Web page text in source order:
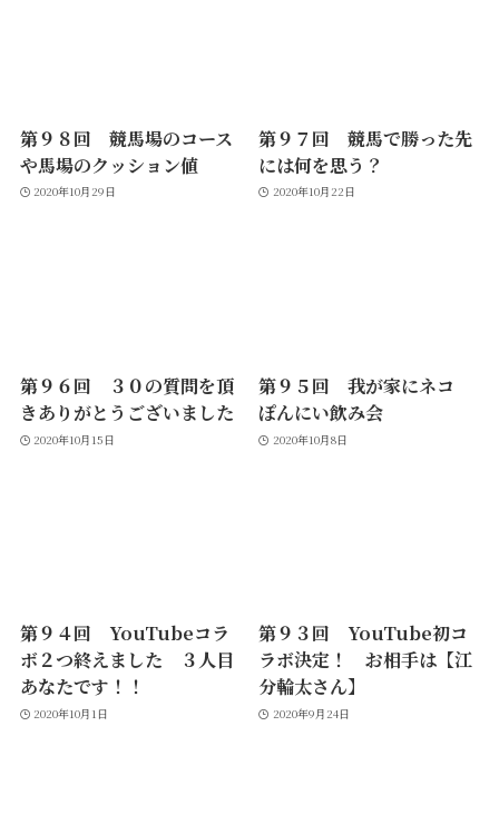
第９８回 競馬場のコース
や馬場のクッション値
2020年10月29日
第９７回 競馬で勝った先
には何を思う？
2020年10月22日
第９６回 ３０の質問を頂
きありがとうございました
2020年10月15日
第９５回 我が家にネコ
ぽんにい飲み会
2020年10月8日
第９４回 YouTubeコラ
ボ２つ終えました ３人目
あなたです！！
2020年10月1日
第９３回 YouTube初コ
ラボ決定！ お相手は【江
分輪太さん】
2020年9月24日